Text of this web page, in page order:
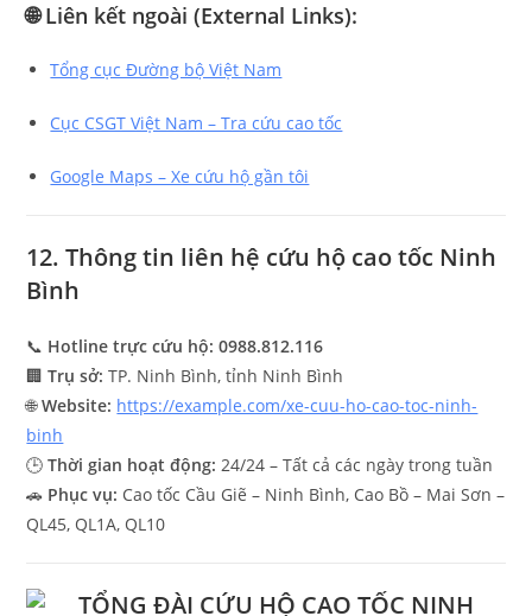
🌐Liên kết ngoài (External Links):
Tổng cục Đường bộ Việt Nam
Cục CSGT Việt Nam – Tra cứu cao tốc
Google Maps – Xe cứu hộ gần tôi
12. Thông tin liên hệ cứu hộ cao tốc Ninh
Bình
📞 Hotline trực cứu hộ: 0988.812.116
🏢Trụ sở: TP. Ninh Bình, tỉnh Ninh Bình
🌐Website: https://example.com/xe-cuu-ho-cao-toc-ninh-
binh
🕒Thời gian hoạt động: 24/24 – Tất cả các ngày trong tuần
🚗 Phục vụ: Cao tốc Cầu Giẽ – Ninh Bình, Cao Bồ – Mai Sơn –
QL45, QL1A, QL10